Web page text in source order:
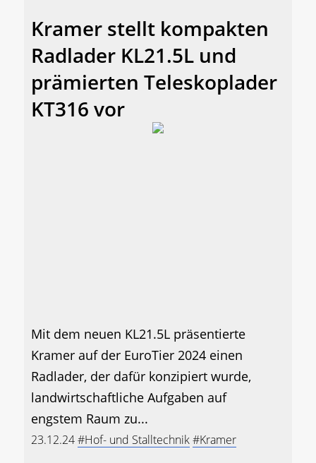
Kramer stellt kompakten
Radlader KL21.5L und
prämierten Teleskoplader
KT316 vor
Mit dem neuen KL21.5L präsentierte
Kramer auf der EuroTier 2024 einen
Radlader, der dafür konzipiert wurde,
landwirtschaftliche Aufgaben auf
engstem Raum zu...
23.12.24#Hof- und Stalltechnik#Kramer